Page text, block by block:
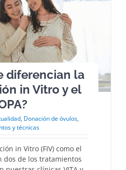
diferencian la
in Vitro y el
, Donación de óvulos,
y técnicas
in Vitro (FIV) como el
dos de los tratamientos